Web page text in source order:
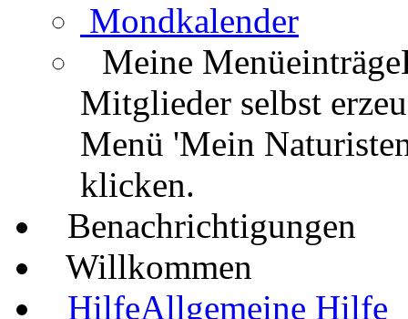
Mondkalender
Meine Menüeinträge
Mitglieder selbst
Menü 'Mein
klicken.
Benachrichtigungen
Willkommen
HilfeAllgemeine Hilfe